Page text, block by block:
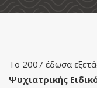
Το 2007 έδωσα
Ψυχιατρικής